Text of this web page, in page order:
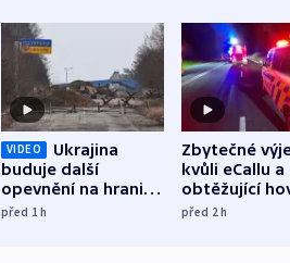
VIDEO
Ukrajina
buduje další
opevnění na hranici
s Běloruskem
před 1h
Zbytečné
kvůli eCallu a
obtěžující
zdržují
před 2h